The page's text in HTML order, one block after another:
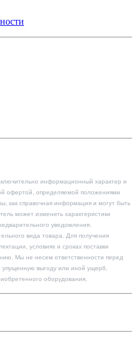
информационный характер и
офертой, определяемой положениями
как справочная информация и могут быть
может изменить характеристики
уведомления.
вида товара. Для получения
условиях и сроках поставки
Мы не несем ответственности перед
упущенную выгоду или иной ущерб,
оборудования.